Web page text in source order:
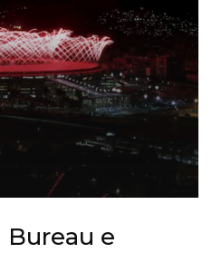
Bureau e